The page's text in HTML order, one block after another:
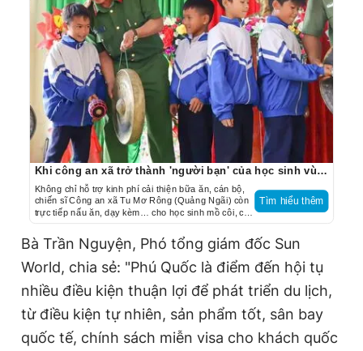
Khi công an xã trở thành 'người bạn' của học sinh vùng cao
Không chỉ hỗ trợ kinh phí cải thiện bữa ăn, cán bộ,
chiến sĩ Công an xã Tu Mơ Rông (Quảng Ngãi) còn
trực tiếp nấu ăn, dạy kèm… cho học sinh mồ côi, có
hoàn cảnh khó khăn, tạo điểm tựa để các em đến
trường.
Tìm hiểu thêm
Bà Trần Nguyện, Phó tổng giám đốc Sun
World, chia sẻ: "Phú Quốc là điểm đến hội tụ
nhiều điều kiện thuận lợi để phát triển du lịch,
từ điều kiện tự nhiên, sản phẩm tốt, sân bay
quốc tế, chính sách miễn visa cho khách quốc